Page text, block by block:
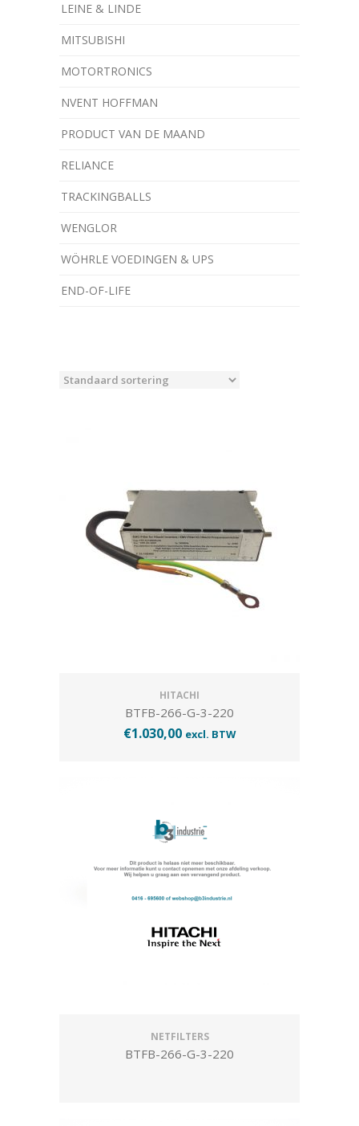
LEINE & LINDE
MITSUBISHI
MOTORTRONICS
NVENT HOFFMAN
PRODUCT VAN DE MAAND
RELIANCE
TRACKINGBALLS
WENGLOR
WÖHRLE VOEDINGEN & UPS
­END-OF-LIFE
HITACHI
BTFB-266-G-3-220
€1.030,00 excl. BTW
NETFILTERS
BTFB-266-G-3-220